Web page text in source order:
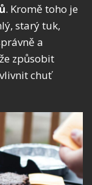
. Kromě toho je
starý tuk,
a
způsobit
chuť